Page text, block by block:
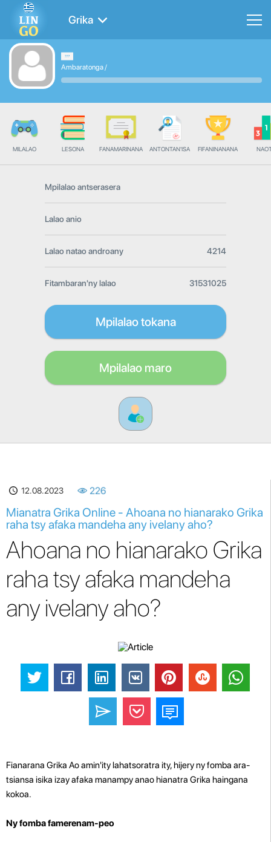
Grika
Ambaratonga/
MILALAO LESONA FANAMARINANA ANTONTAN'ISA FIFANINANANA
Mpilalao antserasera
Lalao anio
Lalao natao androany 4214
Fitambaran'ny lalao 31531025
Mpilalao tokana
Mpilalao maro
12.08.2023 226
Mianatra Grika Online - Ahoana no hianarako Grika
raha tsy afaka mandeha any ivelany aho?
Ahoana no hianarako Grika
raha tsy afaka mandeha
any ivelany aho?
Fianarana Grika Ao amin'ity lahatsoratra ity, hijery ny fomba ara-
tsiansa isika izay afaka manampy anao hianatra Grika haingana
kokoa.
Ny fomba famerenam-peo